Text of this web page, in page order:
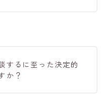
するに至った決定的
か？